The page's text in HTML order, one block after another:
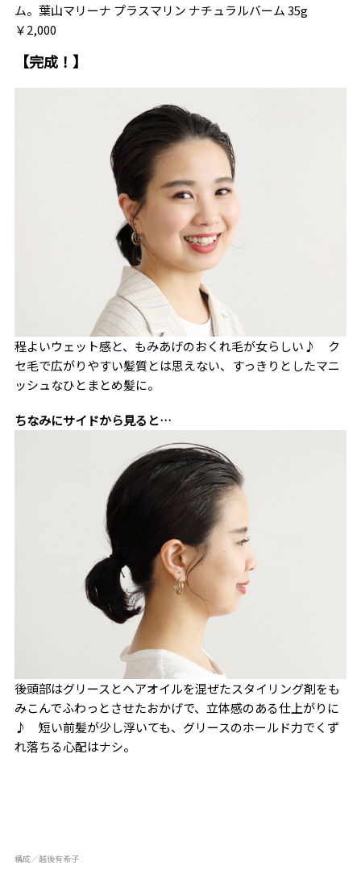
ム。葉山マリーナ プラスマリン ナチュラルバーム 35g
￥2,000
【完成！】
程よいウェット感と、もみあげのおくれ毛が女らしい♪ ク
セ毛で広がりやすい髪質とは思えない、すっきりとしたマニ
ッシュなひとまとめ髪に。
ちなみにサイドから見ると…
後頭部はグリースとヘアオイルを混ぜたスタイリング剤をも
みこんでふわっとさせたおかげで、立体感のある仕上がりに
♪ 短い前髪が少し浮いても、グリースのホールド力でくず
れ落ちる心配はナシ。
構成／越後有希子